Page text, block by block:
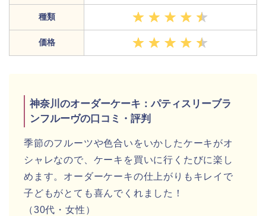
種類
価格
神奈川のオーダーケーキ：パティスリーブラ
ンフルーヴの口コミ・評判
季節のフルーツや色合いをいかしたケーキがオ
シャレなので、ケーキを買いに行くたびに楽し
めます。オーダーケーキの仕上がりもキレイで
子どもがとても喜んでくれました！
（30代・女性）